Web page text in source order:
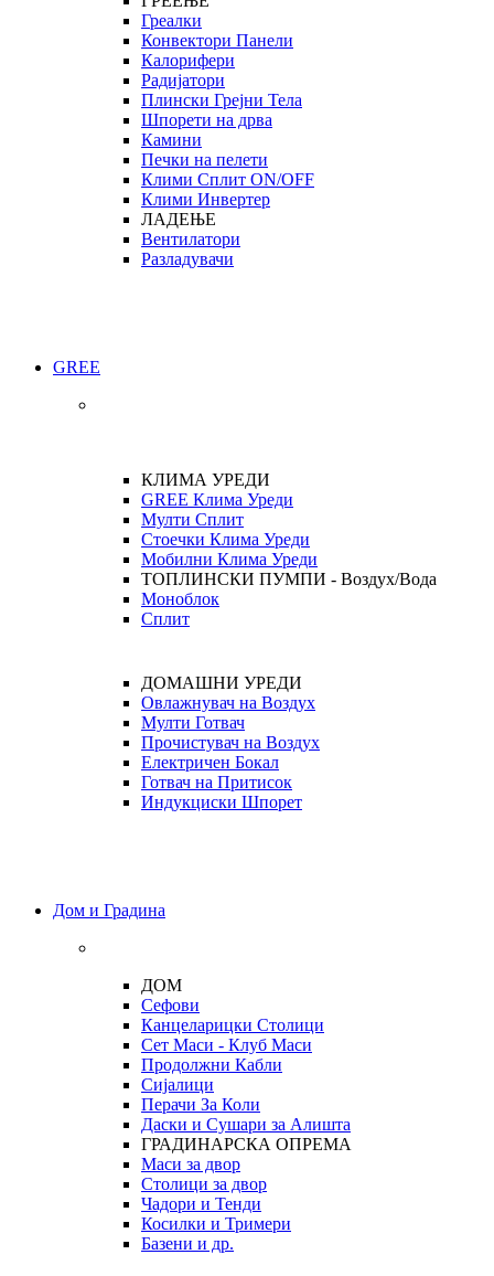
Греалки
Конвектори Панели
Калорифери
Радијатори
Плински Грејни Тела
Шпорети на дрва
Камини
Печки на пелети
Клими Сплит ON/OFF
Клими Инвертер
ЛАДЕЊЕ
Вентилатори
Разладувачи
GREE
КЛИМА УРЕДИ
GREE Клима Уреди
Мулти Сплит
Стоечки Клима Уреди
Мобилни Клима Уреди
ТОПЛИНСКИ ПУМПИ - Воздух/Вода
Моноблок
Сплит
ДОМАШНИ УРЕДИ
Овлажнувач на Воздух
Мулти Готвач
Прочистувач на Воздух
Електричен Бокал
Готвач на Притисок
Индукциски Шпорет
Дом и Градина
ДОМ
Сефови
Канцеларицки Столици
Сет Маси - Клуб Маси
Продолжни Кабли
Сијалици
Перачи За Коли
Даски и Сушари за Алишта
ГРАДИНАРСКА ОПРЕМА
Маси за двор
Столици за двор
Чадори и Тенди
Косилки и Тримери
Базени и др.